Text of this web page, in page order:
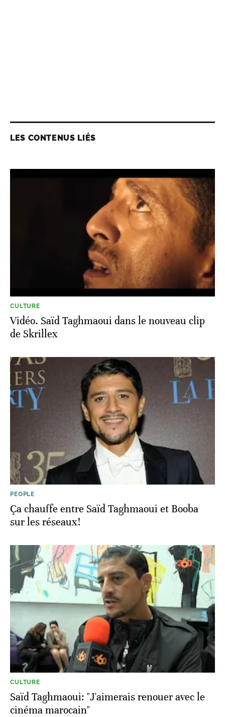
LES CONTENUS LIÉS
CULTURE
Vidéo. Saïd Taghmaoui dans le nouveau clip
de Skrillex
PEOPLE
Ça chauffe entre Saïd Taghmaoui et Booba
sur les réseaux!
CULTURE
Saïd Taghmaoui: "J'aimerais renouer avec le
cinéma marocain"